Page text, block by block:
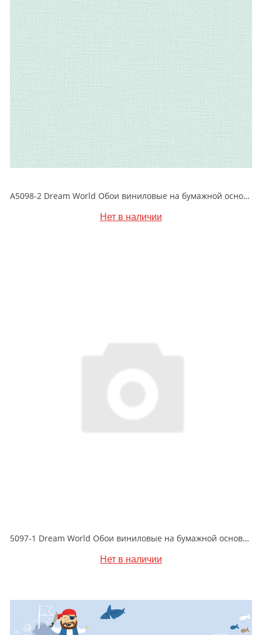
A5098-2 Dream World Обои виниловые на бумажной основе 1.06*15.6
Нет в наличии
5097-1 Dream World Обои виниловые на бумажной основе 1.06*15.6
Нет в наличии